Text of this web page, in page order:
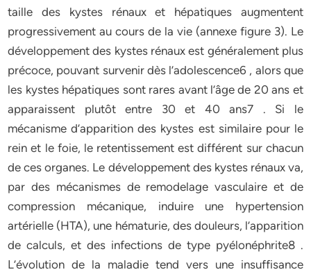
taille des kystes rénaux et hépatiques augmentent
progressivement au cours de la vie (annexe figure 3). Le
développement des kystes rénaux est généralement plus
précoce, pouvant survenir dès l’adolescence6 , alors que
les kystes hépatiques sont rares avant l’âge de 20 ans et
apparaissent plutôt entre 30 et 40 ans7 . Si le
mécanisme d’apparition des kystes est similaire pour le
rein et le foie, le retentissement est différent sur chacun
de ces organes. Le développement des kystes rénaux va,
par des mécanismes de remodelage vasculaire et de
compression mécanique, induire une hypertension
artérielle (HTA), une hématurie, des douleurs, l’apparition
de calculs, et des infections de type pyélonéphrite8 .
L’évolution de la maladie tend vers une insuffisance